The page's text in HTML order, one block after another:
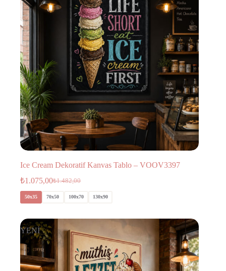
Ice Cream Dekoratif Kanvas Tablo – VOOV3397
₺1.482,00
₺1.075,00
50x35 70x50 100x70 130x90
YENİ